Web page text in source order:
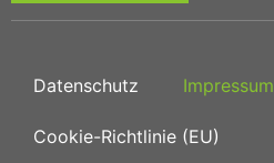
Datenschutz Impressum
Cookie-Richtlinie (EU)